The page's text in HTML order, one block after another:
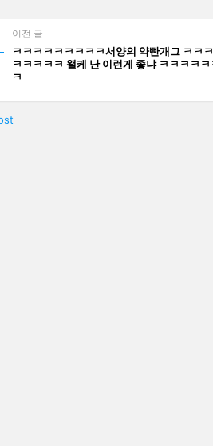
이전 글
ㅋㅋㅋㅋㅋㅋㅋㅋㅋ서양의 약빤개그 ㅋㅋㅋ
ㅋㅋㅋㅋㅋ 왤케 난 이런게 좋냐 ㅋㅋㅋㅋ
ㅋ